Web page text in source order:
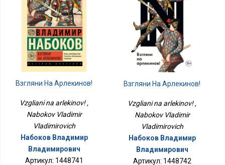
Взгляни На Арлекинов!
Vzgliani na arlekinov! ,
Nabokov Vladimir
Vladimirovich
Набоков Владимир
Владимирович
Артикул: 1448741
Взгляни На Арлекинов!
Vzgliani na arlekinov! ,
Nabokov Vladimir
Vladimirovich
Набоков Владимир
Владимирович
Артикул: 1448742